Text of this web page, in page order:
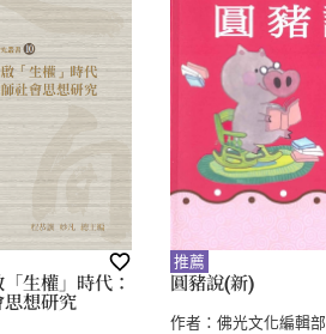
生權」時代：
思想研究
推薦
圓豬說(新)
作者： 佛光文化編輯部